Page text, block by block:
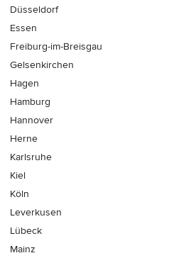
Düsseldorf
Essen
Freiburg-im-Breisgau
Gelsenkirchen
Hagen
Hamburg
Hannover
Herne
Karlsruhe
Kiel
Köln
Leverkusen
Lübeck
Mainz